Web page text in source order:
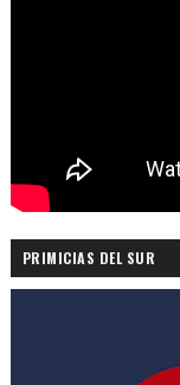
PRIMICIAS DEL SUR